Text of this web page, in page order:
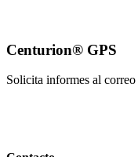
Centurion® GPS
Solicita informes al correo